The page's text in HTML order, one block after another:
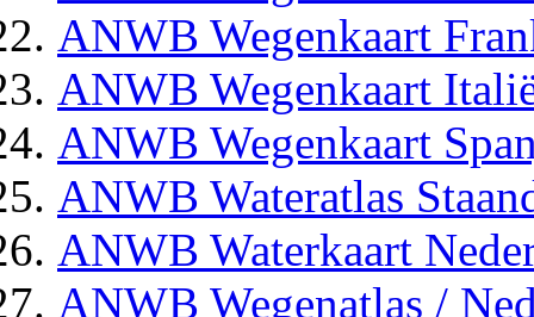
ANWB Wegenkaart
ANWB Wegenkaart
ANWB Wegenkaart
ANWB Wateratlas
ANWB Waterkaart
ANWB Wegenatlas /